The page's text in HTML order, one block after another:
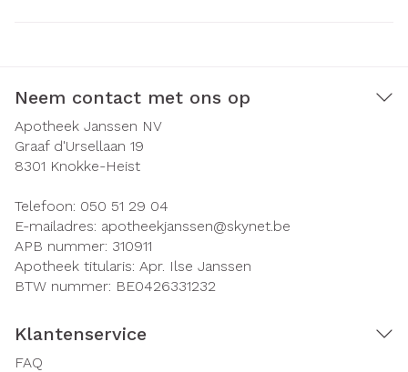
Neem contact met ons op
Apotheek Janssen NV
Graaf d'Ursellaan 19
8301 Knokke-Heist
Telefoon: 050 51 29 04
E-mailadres: apotheekjanssen@skynet.be
APB nummer: 310911
Apotheek titularis: Apr. Ilse Janssen
BTW nummer: BE0426331232
Klantenservice
FAQ